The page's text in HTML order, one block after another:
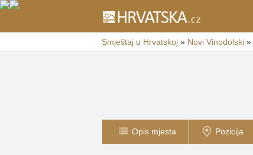
Smještaj u Hrvatskoj » Novi Vinodolski »
Opis mjesta Pozicija